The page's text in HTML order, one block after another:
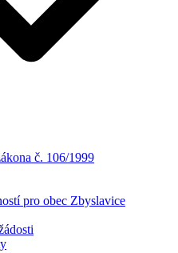
č. 106/1999
pro obec Zbyslavice